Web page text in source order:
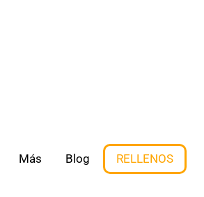
Más Blog RELLENOS